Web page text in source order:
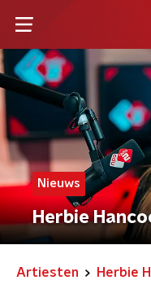
Nieuws
Herbie
Artiesten Herbie